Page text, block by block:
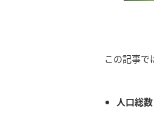
この記事で
人口総数